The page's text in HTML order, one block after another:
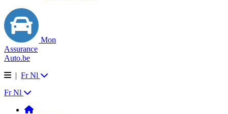
Mon
Assurance
Auto.be
| Fr Nl
Fr Nl